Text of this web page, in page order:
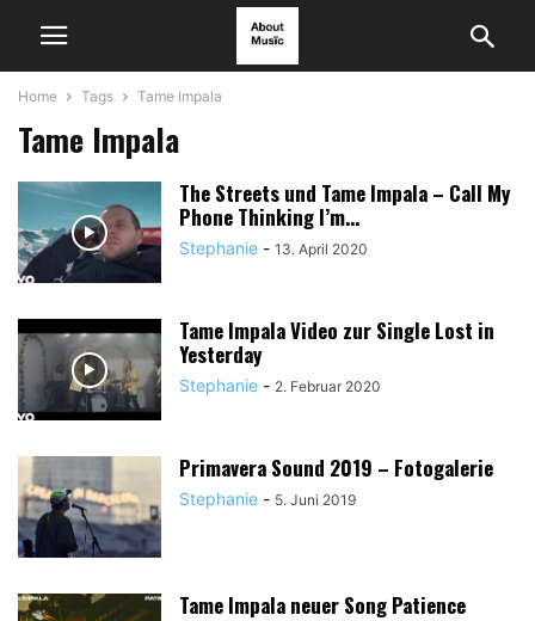
Home Tags Tame Impala
Tame Impala
The Streets und Tame Impala – Call My
Phone Thinking I’m...
Stephanie - 13. April 2020
Tame Impala Video zur Single Lost in
Yesterday
Stephanie - 2. Februar 2020
Primavera Sound 2019 – Fotogalerie
Stephanie - 5. Juni 2019
Tame Impala neuer Song Patience